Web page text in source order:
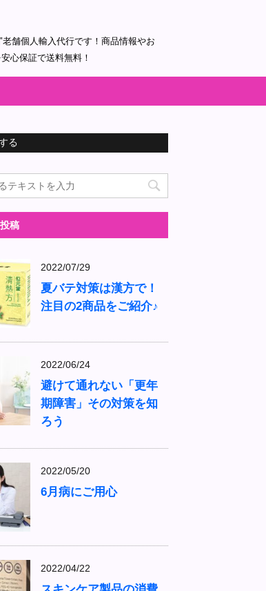
舗個人輸入代行です！商品情報やお
心保証で送料無料！
る
稿
2022/07/29
夏バテ対策は漢方で！
注目の2商品をご紹介♪
2022/06/24
避けて通れない「更年
期障害」その対策を知
ろう
2022/05/20
6月病にご用心
2022/04/22